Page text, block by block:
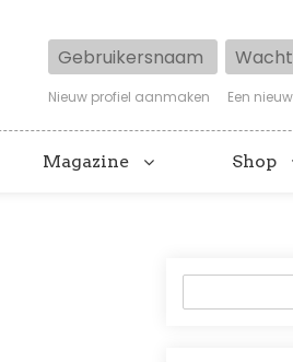
Gebruikersnaam
Nieuw profiel aanmaken Een
Magazine Shop